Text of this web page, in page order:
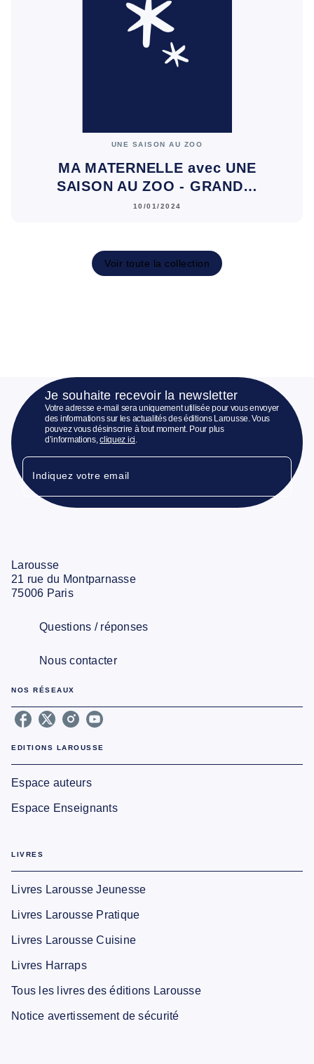
UNE SAISON AU ZOO
MA MATERNELLE avec UNE
SAISON AU ZOO - GRAND…
10/01/2024
Voir toute la collection
Je souhaite recevoir la newsletter
Votre adresse e-mail sera uniquement utilisée pour vous envoyer
des informations sur les actualités des éditions Larousse. Vous
pouvez vous désinscrire à tout moment. Pour plus
d’informations,cliquez ici.
Indiquez votre email
Larousse
21 rue du Montparnasse
75006 Paris
Questions / réponses
Nous contacter
NOS RÉSEAUX
EDITIONS LAROUSSE
Espace auteurs
Espace Enseignants
LIVRES
Livres Larousse Jeunesse
Livres Larousse Pratique
Livres Larousse Cuisine
Livres Harraps
Tous les livres des éditions Larousse
Notice avertissement de sécurité